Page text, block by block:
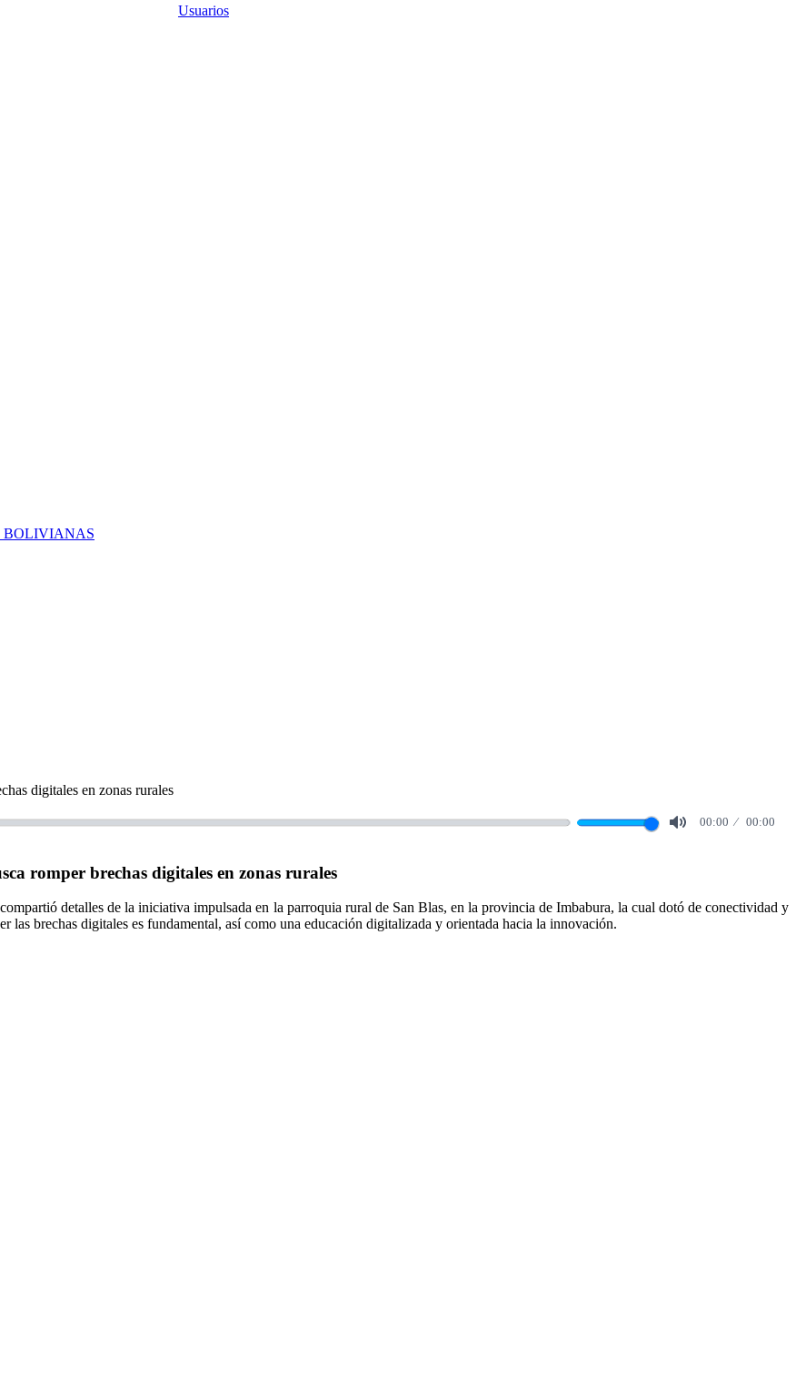
Usuarios
BOLIVIANAS
00:00 00:00
romper brechas digitales en zonas rurales
detalles de la iniciativa impulsada en la parroquia rural de San Blas, en la provincia de Imbabura, la cual dotó de conectividad y
las brechas digitales es fundamental, así como una educación digitalizada y orientada hacia la innovación.